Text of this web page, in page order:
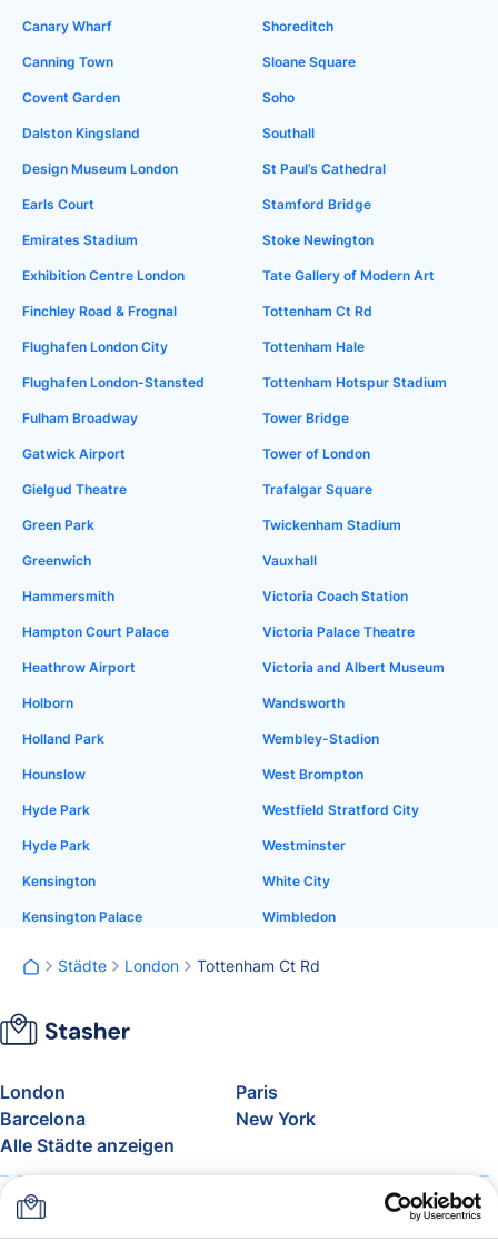
Canary Wharf
Canning Town
Covent Garden
Dalston Kingsland
Design Museum London
Earls Court
Emirates Stadium
Exhibition Centre London
Finchley Road & Frognal
Flughafen London City
Flughafen London-Stansted
Fulham Broadway
Gatwick Airport
Gielgud Theatre
Green Park
Greenwich
Hammersmith
Hampton Court Palace
Heathrow Airport
Holborn
Holland Park
Hounslow
Hyde Park
Hyde Park
Kensington
Kensington Palace
Shoreditch
Sloane Square
Soho
Southall
St Paul’s Cathedral
Stamford Bridge
Stoke Newington
Tate Gallery of Modern Art
Tottenham Ct Rd
Tottenham Hale
Tottenham Hotspur Stadium
Tower Bridge
Tower of London
Trafalgar Square
Twickenham Stadium
Vauxhall
Victoria Coach Station
Victoria Palace Theatre
Victoria and Albert Museum
Wandsworth
Wembley-Stadion
West Brompton
Westfield Stratford City
Westminster
White City
Wimbledon
Städte London Tottenham Ct Rd
London
Paris
Barcelona
New York
Alle Städte anzeigen
Über uns
FAQ
Support